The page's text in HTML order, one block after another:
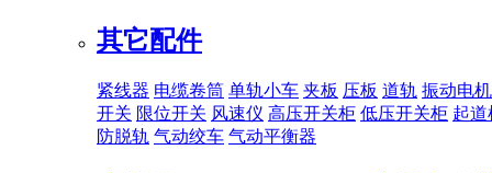
其它配件
紧线器 电缆卷筒 单轨小车 夹板 压板 道轨 振动电机
开关 限位开关 风速仪 高压开关柜 低压开关柜 起道
防脱轨 气动绞车 气动平衡器